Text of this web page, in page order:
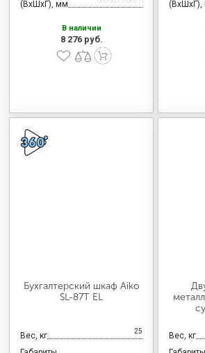
(ВхШхГ), мм
В наличии
8 276 руб.
(ВхШхГ),
Бухгалтерский шкаф Aiko
SL-87Т EL
Вес, кг 25 Вес, кг